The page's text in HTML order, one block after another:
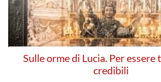
Sulle orme di Lucia. Per essere
credibili